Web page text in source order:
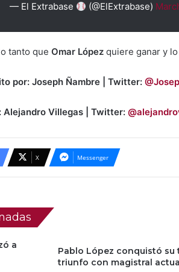
— El Extrabase (@ElExtrabase)
tanto que Omar López quiere ganar y
por: Joseph Ñambre | Twitter:
Alejandro Villegas | Twitter:
X Messenger
a
Pablo López conquistó su
triunfo con magistral